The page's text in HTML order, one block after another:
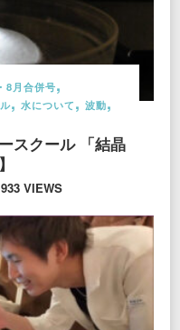
8月合併号
水について
波動
スクール 「結晶
VIEWS